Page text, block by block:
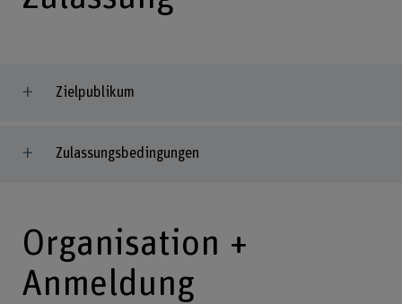
Zielpublikum
Zulassungsbedingungen
Organisation +
Anmeldung